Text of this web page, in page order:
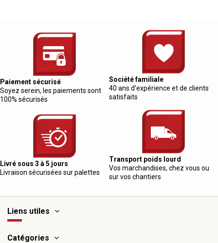
Paiement sécurisé
Soyez serein, les paiements sont
100% sécurisés
Société familiale
40 ans d'expérience et de clients
satisfaits
Livré sous 3 à 5 jours
Livraison sécurisées sur palettes
Transport poids lourd
Vos marchandises, chez vous ou
sur vos chantiers
Liens utiles
Catégories